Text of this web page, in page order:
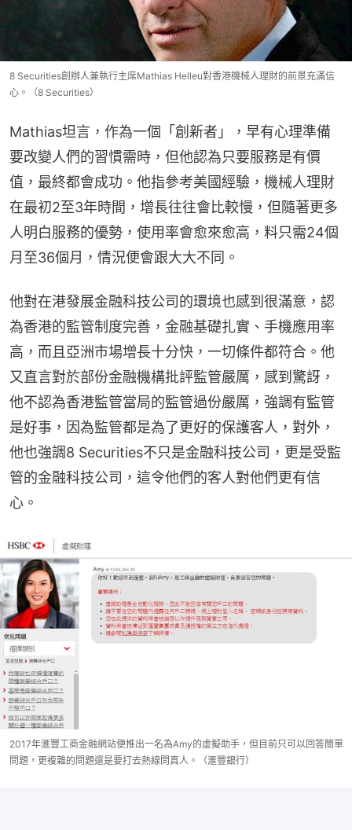
8 Securities創辦人兼執行主席Mathias Helleu對香港機械人理財的前景充滿信
心。（8 Securities）
Mathias坦言，作為一個「創新者」，早有心理準備
要改變人們的習慣需時，但他認為只要服務是有價
值，最終都會成功。他指參考美國經驗，機械人理財
在最初2至3年時間，增長往往會比較慢，但隨著更多
人明白服務的優勢，使用率會愈來愈高，料只需24個
月至36個月，情況便會跟大大不同。
他對在港發展金融科技公司的環境也感到很滿意，認
為香港的監管制度完善，金融基礎扎實、手機應用率
高，而且亞洲市場增長十分快，一切條件都符合。他
又直言對於部份金融機構批評監管嚴厲，感到驚訝，
他不認為香港監管當局的監管過份嚴厲，強調有監管
是好事，因為監管都是為了更好的保護客人，對外，
他也強調8 Securities不只是金融科技公司，更是受監
管的金融科技公司，這令他們的客人對他們更有信
心。
2017年滙豐工商金融網站便推出一名為Amy的虛擬助手，但目前只可以回答簡單
問題，更複雜的問題還是要打去熱線問真人。（滙豐銀行）